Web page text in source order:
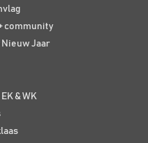
community
Jaar
& WK